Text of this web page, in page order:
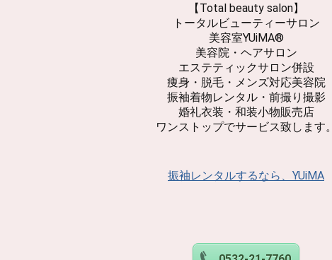
【Total beauty salon】
トータルビューティーサロン
美容室YUiMA®︎
美容院・ヘアサロン
エステティックサロン併設
痩身・脱毛・メンズ対応美容院
振袖着物レンタル・前撮り撮影
婚礼衣装・和装小物販売店
ワンストップでサービス致します
振袖レンタルするなら、YUiMA